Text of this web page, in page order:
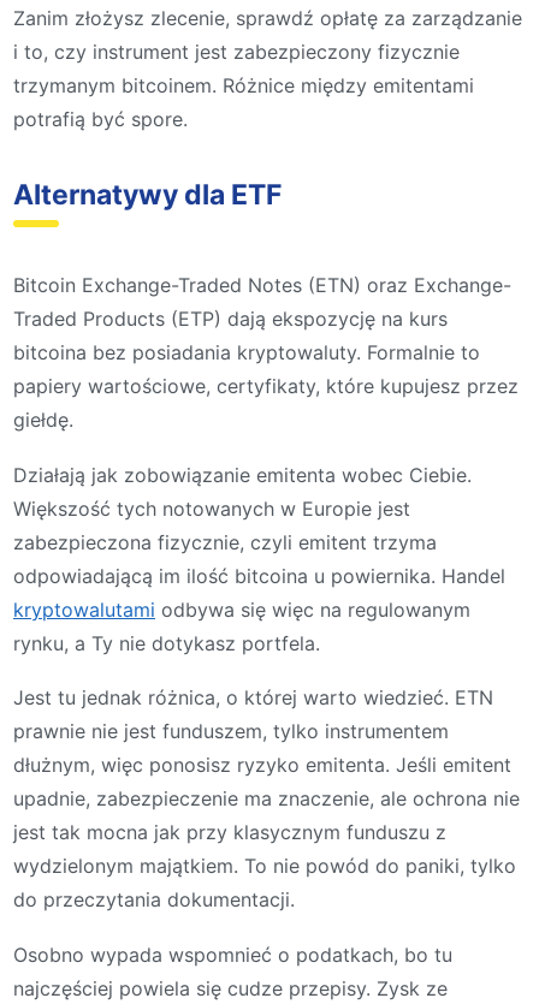
Zanim złożysz zlecenie, sprawdź opłatę za zarządzanie
i to, czy instrument jest zabezpieczony fizycznie
trzymanym bitcoinem. Różnice między emitentami
potrafią być spore.
Alternatywy dla ETF
Bitcoin Exchange-Traded Notes (ETN) oraz Exchange-
Traded Products (ETP) dają ekspozycję na kurs
bitcoina bez posiadania kryptowaluty. Formalnie to
papiery wartościowe, certyfikaty, które kupujesz przez
giełdę.
Działają jak zobowiązanie emitenta wobec Ciebie.
Większość tych notowanych w Europie jest
zabezpieczona fizycznie, czyli emitent trzyma
odpowiadającą im ilość bitcoina u powiernika. Handel
kryptowalutami odbywa się więc na regulowanym
rynku, a Ty nie dotykasz portfela.
Jest tu jednak różnica, o której warto wiedzieć. ETN
prawnie nie jest funduszem, tylko instrumentem
dłużnym, więc ponosisz ryzyko emitenta. Jeśli emitent
upadnie, zabezpieczenie ma znaczenie, ale ochrona nie
jest tak mocna jak przy klasycznym funduszu z
wydzielonym majątkiem. To nie powód do paniki, tylko
do przeczytania dokumentacji.
Osobno wypada wspomnieć o podatkach, bo tu
najczęściej powiela się cudze przepisy. Zysk ze